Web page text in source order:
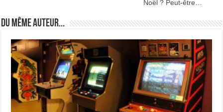
Noël ? Peut-être…
Du même auteur...